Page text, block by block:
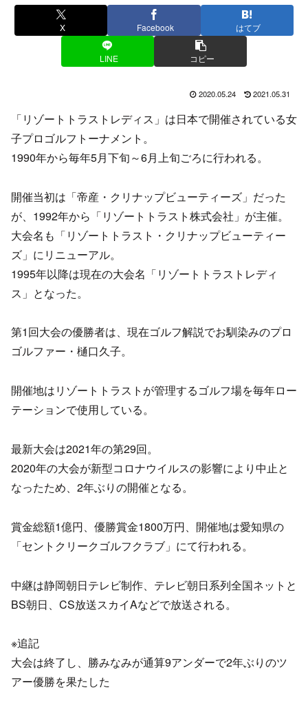
X Facebook はてブ
LINE コピー
2020.05.24 2021.05.31
「リゾートトラストレディス」は日本で開催されている女
子プロゴルフトーナメント。
1990年から毎年5月下旬～6月上旬ごろに行われる。
開催当初は「帝産・クリナップビューティーズ」だった
が、1992年から「リゾートトラスト株式会社」が主催。
大会名も「リゾートトラスト・クリナップビューティー
ズ」にリニューアル。
1995年以降は現在の大会名「リゾートトラストレディ
ス」となった。
第1回大会の優勝者は、現在ゴルフ解説でお馴染みのプロ
ゴルファー・樋口久子。
開催地はリゾートトラストが管理するゴルフ場を毎年ロー
テーションで使用している。
最新大会は2021年の第29回。
2020年の大会が新型コロナウイルスの影響により中止と
なったため、2年ぶりの開催となる。
賞金総額1億円、優勝賞金1800万円、開催地は愛知県の
「セントクリークゴルフクラブ」にて行われる。
中継は静岡朝日テレビ制作、テレビ朝日系列全国ネットと
BS朝日、CS放送スカイAなどで放送される。
※追記
大会は終了し、勝みなみが通算9アンダーで2年ぶりのツ
アー優勝を果たした